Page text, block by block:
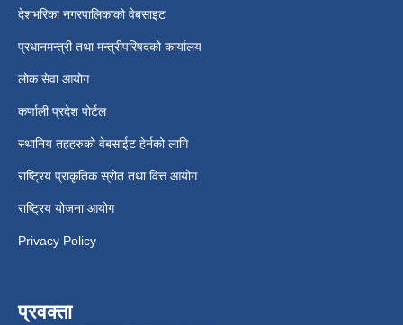
देशभरिका नगरपालिकाको वेबसाइट
प्रधानमन्त्री तथा मन्त्रीपरिषदको कार्यालय
लोक सेवा आयोग
कर्णाली प्रदेश पोर्टल
स्थानिय तहहरुको वेबसाईट हेर्नको लागि
राष्ट्रिय प्राकृतिक स्रोत तथा वित्त आयोग
राष्ट्रिय योजना आयोग
Privacy Policy
प्रवक्ता